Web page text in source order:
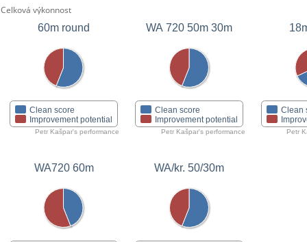
Celková výkonnost
60m round
Clean score
Improvement potential
Petr Kašpar's performance
WA 720 50m 30m
Clean score
Improvement potential
Petr Kašpar's performance
Clean
Petr
WA720 60m WA/kr. 50/30m